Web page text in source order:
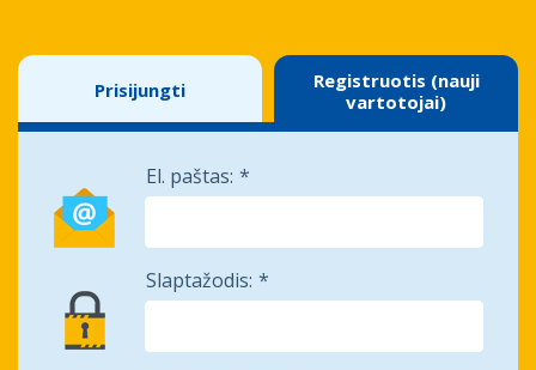
Prisijungti
Registruotis (nauji
vartotojai)
El. paštas:
Slaptažodis: